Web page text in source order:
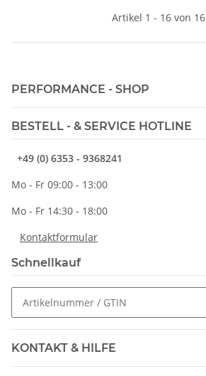
Artikel 1 - 16 von 16
PERFORMANCE - SHOP
BESTELL - & SERVICE HOTLINE
+49 (0) 6353 - 9368241
Mo - Fr 09:00 - 13:00
Mo - Fr 14:30 - 18:00
Kontaktformular
Schnellkauf
KONTAKT & HILFE